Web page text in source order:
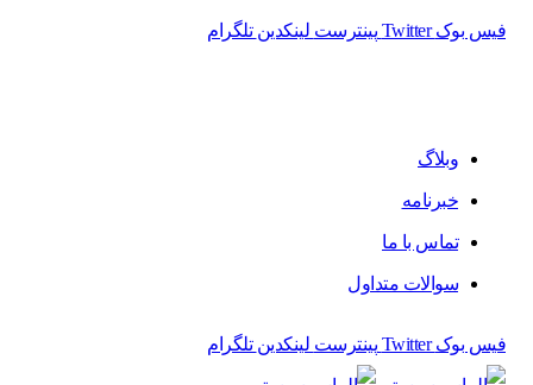
فیس بوک Twitter پینترست لینکدین تلگرام
وبلاگ
خبرنامه
تماس با ما
سوالات متداول
فیس بوک Twitter پینترست لینکدین تلگرام